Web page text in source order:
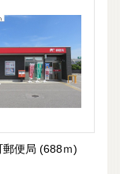
郵便局 (688ｍ)